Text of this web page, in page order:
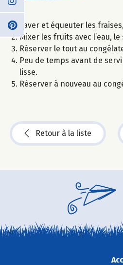
Laver et équeuter les
Mixer les fruits avec l’eau,
Réserver le tout au
Peu de temps avant de
lisse.
Réserver à nouveau au
Retour à la liste